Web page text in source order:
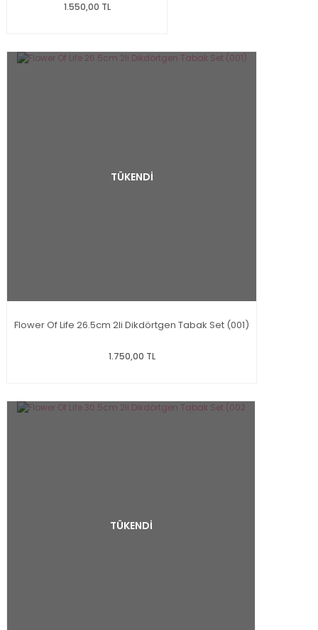
1.550,00 TL
TÜKENDİ
Flower Of Life 26.5cm 2li Dikdörtgen Tabak Set (001)
1.750,00 TL
TÜKENDİ